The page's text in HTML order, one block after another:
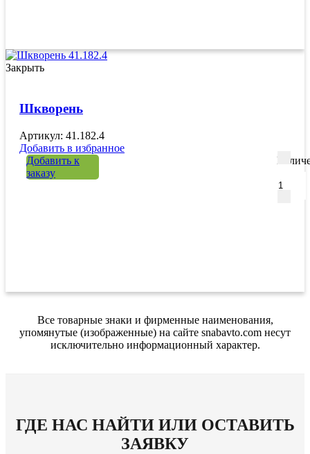
Закрыть
Шкворень
Артикул: 41.182.4
Добавить в избранное
Добавить к
заказу
Все товарные знаки и фирменные наименования,
упомянутые (изображенные) на сайте snabavto.com несут
исключительно информационный характер.
ГДЕ НАС НАЙТИ ИЛИ ОСТАВИТЬ
ЗАЯВКУ